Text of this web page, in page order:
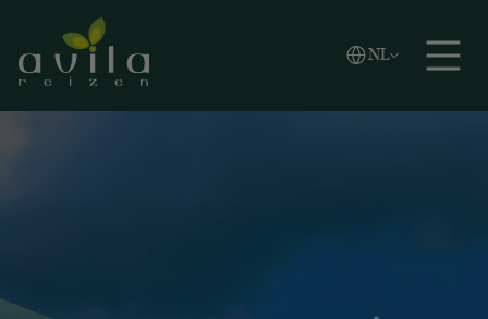
Zoeken
NL
Vlaams
English